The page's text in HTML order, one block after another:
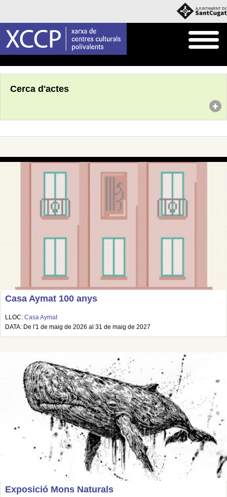
Cerca d'actes
Casa Aymat 100 anys
LLOC: Casa Aymat
DATA: De l'1 de maig de 2026 al 31 de maig de 2027
Exposició Mons Naturals